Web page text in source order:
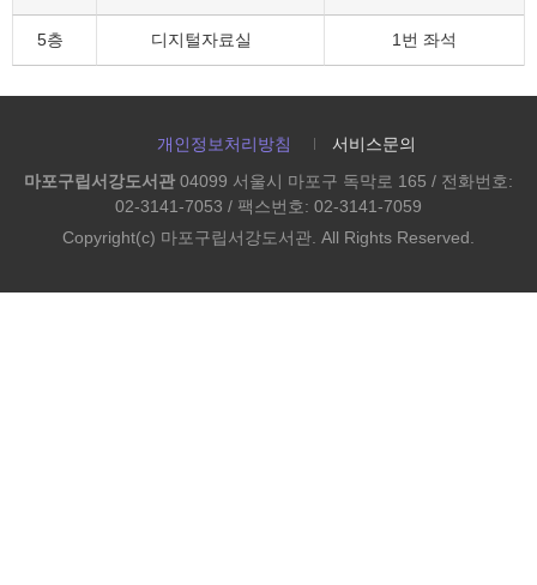
5층 디지털자료실 1번 좌석
개인정보처리방침
서비스문의
마포구립서강도서관 04099 서울시 마포구 독막로 165 / 전화번호:
02-3141-7053 / 팩스번호: 02-3141-7059
Copyright(c) 마포구립서강도서관. All Rights Reserved.